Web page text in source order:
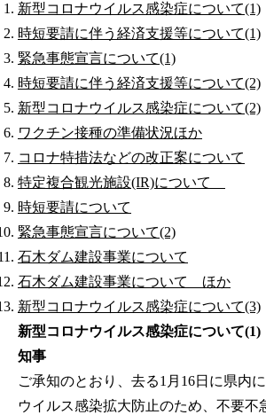
新型コロナウイルス感染症について(1)
時短要請に伴う経済支援等について(1)
緊急事態宣言について(1)
時短要請に伴う経済支援等について(2)
新型コロナウイルス感染症について(2)
ワクチン接種の準備状況ほか
コロナ特措法などの改正案について
特定複合観光施設(IR)について
時短要請について
緊急事態宣言について(2)
石木ダム建設事業について
石木ダム建設事業について ほか
新型コロナウイルス感染症について(3)
新型コロナウイルス感染症について(1)
知事
ご承知のとおり、去る1月16日に県内
ウイルス感染拡大防止のため、不要不